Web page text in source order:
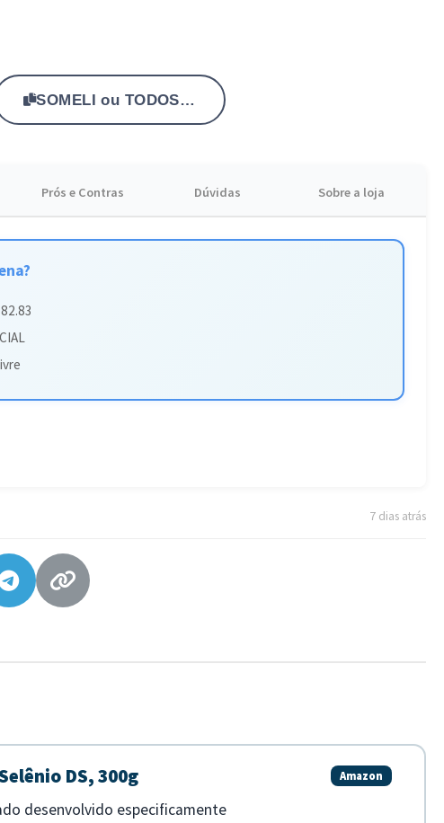
ao seu cabelo.
SOMELI ou TODOSITEESPECIAL
Prós e Contras Dúvidas Sobre a loja
7 dias atrás
DS, 300g Amazon
desenvolvido especificamente